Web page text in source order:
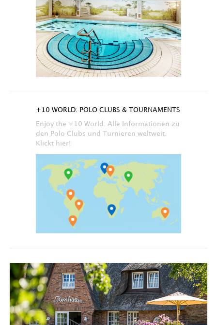
+10 WORLD: POLO CLUBS & TOURNAMENTS
Enjoy the +10 World. Alle Informationen zu
den Polo Clubs und Turnieren weltweit.
Klickt hier!